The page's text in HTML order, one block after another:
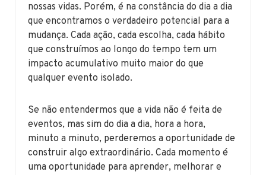
nossas vidas. Porém, é na constância do dia a dia
que encontramos o verdadeiro potencial para a
mudança. Cada ação, cada escolha, cada hábito
que construímos ao longo do tempo tem um
impacto acumulativo muito maior do que
qualquer evento isolado.
Se não entendermos que a vida não é feita de
eventos, mas sim do dia a dia, hora a hora,
minuto a minuto, perderemos a oportunidade de
construir algo extraordinário. Cada momento é
uma oportunidade para aprender, melhorar e